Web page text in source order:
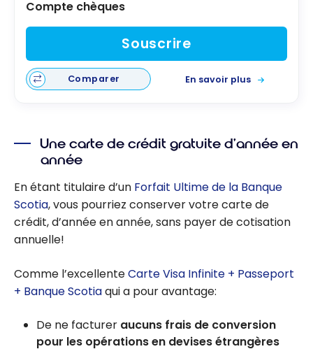
Compte chèques
Souscrire
Comparer En savoir plus
Une carte de crédit gratuite d’année en
année
En étant titulaire d’un Forfait Ultime de la Banque
Scotia, vous pourriez conserver votre carte de
crédit, d’année en année, sans payer de cotisation
annuelle!
Comme l’excellenteCarte Visa Infinite + Passeport
+ Banque Scotiaqui a pour avantage:
De ne facturer aucuns frais de conversion
pour les opérations en devises étrangères